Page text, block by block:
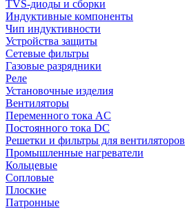
TVS-диоды и сборки
Индуктивные компоненты
Чип индуктивности
Устройства защиты
Сетевые фильтры
Газовые разрядники
Реле
Установочные изделия
Вентиляторы
Переменного тока AC
Постоянного тока DC
Решетки и фильтры для вентиляторов
Промышленные нагреватели
Кольцевые
Сопловые
Плоские
Патронные